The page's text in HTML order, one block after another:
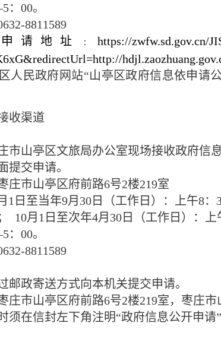
： 00。
8811589
请地址
： https://zwfw.sd.gov.cn/
人民政府网站“山亭区政府信息依申请
渠道
山亭区文旅局办公室现场接收政府信
提交申请。
市山亭区府前路6号2楼219室
1 日至当年9月 30日（工作日）：上午8：
10月 1 日至次年4月 30 日（工作日）：上
： 00。
8811589
政寄送方式向本机关提交申请。
市山亭区府前路6号2楼219室，枣庄市
须在信封左下角注明“政府信息公开申请